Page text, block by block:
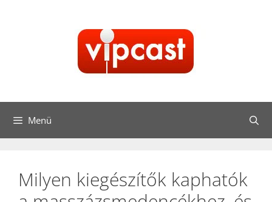
Menü
Milyen kiegészítők kaphatók